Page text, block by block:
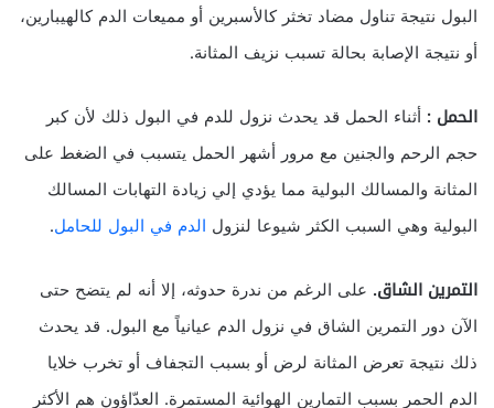
البول نتيجة تناول مضاد تخثر كالأسبرين أو مميعات الدم كالهيبارين،
أو نتيجة الإصابة بحالة تسبب نزيف المثانة.
الحمل : أثناء الحمل قد يحدث نزول للدم في البول ذلك لأن كبر
حجم الرحم والجنين مع مرور أشهر الحمل يتسبب في الضغط على
المثانة والمسالك البولية مما يؤدي إلي زيادة التهابات المسالك
البولية وهي السبب الكثر شيوعا لنزول الدم في البول للحامل.
التمرين الشاق. على الرغم من ندرة حدوثه، إلا أنه لم يتضح حتى
الآن دور التمرين الشاق في نزول الدم عيانياً مع البول. قد يحدث
ذلك نتيجة تعرض المثانة لرض أو بسبب التجفاف أو تخرب خلايا
الدم الحمر بسبب التمارين الهوائية المستمرة. العدّاؤون هم الأكثر